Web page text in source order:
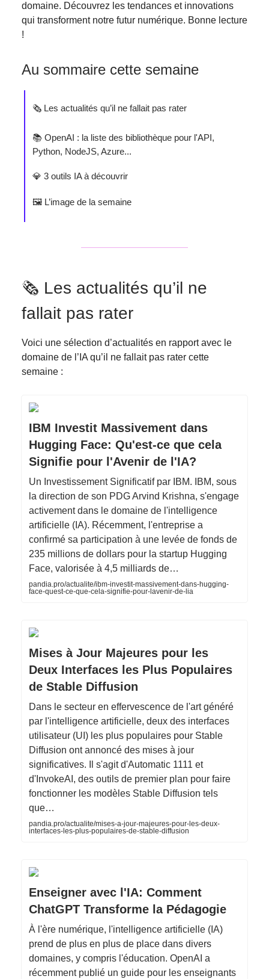
domaine. Découvrez les tendances et innovations
qui transforment notre futur numérique. Bonne lecture
!
Au sommaire cette semaine
🗞️ Les actualités qu’il ne fallait pas rater
📚 OpenAI : la liste des bibliothèque pour l'API,
Python, NodeJS, Azure...
💎 3 outils IA à découvrir
🖼️ L’image de la semaine
🗞️ Les actualités qu’il ne
fallait pas rater
Voici une sélection d’actualités en rapport avec le
domaine de l’IA qu’il ne fallait pas rater cette
semaine :
IBM Investit Massivement dans
Hugging Face: Qu'est-ce que cela
Signifie pour l'Avenir de l'IA?
Un Investissement Significatif par IBM. IBM, sous
la direction de son PDG Arvind Krishna, s'engage
activement dans le domaine de l'intelligence
artificielle (IA). Récemment, l'entreprise a
confirmé sa participation à une levée de fonds de
235 millions de dollars pour la startup Hugging
Face, valorisée à 4,5 milliards de…
pandia.pro/actualite/ibm-investit-massivement-dans-hugging-
face-quest-ce-que-cela-signifie-pour-lavenir-de-lia
Mises à Jour Majeures pour les
Deux Interfaces les Plus Populaires
de Stable Diffusion
Dans le secteur en effervescence de l'art généré
par l'intelligence artificielle, deux des interfaces
utilisateur (UI) les plus populaires pour Stable
Diffusion ont annoncé des mises à jour
significatives. Il s'agit d'Automatic 1111 et
d'InvokeAI, des outils de premier plan pour faire
fonctionner les modèles Stable Diffusion tels
que…
pandia.pro/actualite/mises-a-jour-majeures-pour-les-deux-
interfaces-les-plus-populaires-de-stable-diffusion
Enseigner avec l'IA: Comment
ChatGPT Transforme la Pédagogie
À l'ère numérique, l'intelligence artificielle (IA)
prend de plus en plus de place dans divers
domaines, y compris l'éducation. OpenAI a
récemment publié un guide pour les enseignants